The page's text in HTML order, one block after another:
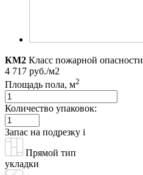
КМ2 Класс пожарной опасности
4 717 руб./м2
Площадь пола, м2
Количество упаковок:
Запас на подрезку i
Прямой тип
укладки